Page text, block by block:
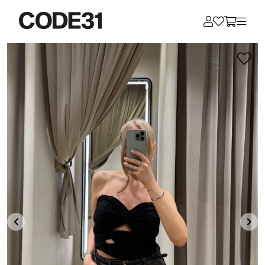
Для клиентов всех банков
Разбейте
оплату
на части
без переплат
График платежей
Сегодня
25